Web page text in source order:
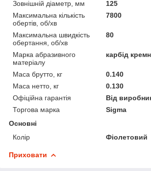
Зовнішній діаметр, мм
125
Максимальна кількість
обертів, об/хв
7800
Максимальна швидкість
обертання, об/хв
80
Марка абразивного
матеріалу
карбід
Маса брутто, кг
0.140
Маса нетто, кг
0.130
Офіційна гарантія
Від
Торгова марка
Sigma
Основні
Колір
Фіолетовий
Приховати